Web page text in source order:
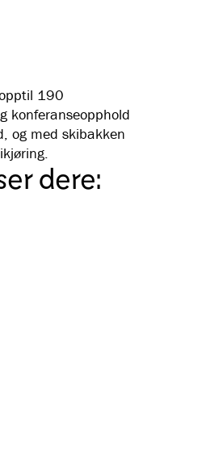
190
konferanseopphold
og med skibakken
dere: